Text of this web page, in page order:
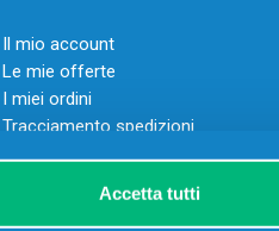
Accetta tutti
Il mio account
Le mie offerte
I miei ordini
Tracciamento spedizioni
Resi
Servizio clienti